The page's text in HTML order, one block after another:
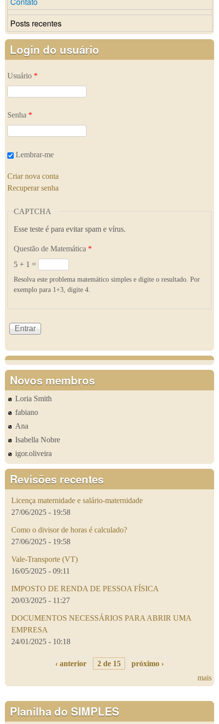
Posts recentes
Login do usuário
Usuário *
Senha *
Lembrar-me
Criar nova conta
Recuperar senha
CAPTCHA
Esse teste é para evitar spam e vírus.
Questão de Matemática *
5 + 1 =
Resolva este problema matemático simples e digite o resultado. Por
exemplo para 1+3, digite 4.
Novos membros
Loria Smith
fabiano
Ana
Isabella Nobre
igor.oliveira
Revisões recentes
Licença maternidade e salário-maternidade
27/06/2025 - 19:58
Como o divisor de horas é calculado?
27/06/2025 - 19:58
Vale-Transporte (VT)
16/05/2025 - 09:11
IMPOSTO DE RENDA DE PESSOA FÍSICA
20/03/2025 - 11:27
DOCUMENTOS NECESSÁRIOS PARA ABRIR UMA
EMPRESA
24/01/2025 - 10:18
‹ anterior 2 de 15
próximo ›
mais
Planilha do SIMPLES